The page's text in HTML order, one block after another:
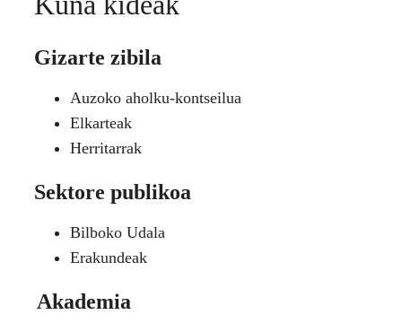
Gizarte zibila
Auzoko aholku-kontseilua
Elkarteak
Herritarrak
Sektore publikoa
Bilboko Udala
Erakundeak
Akademia